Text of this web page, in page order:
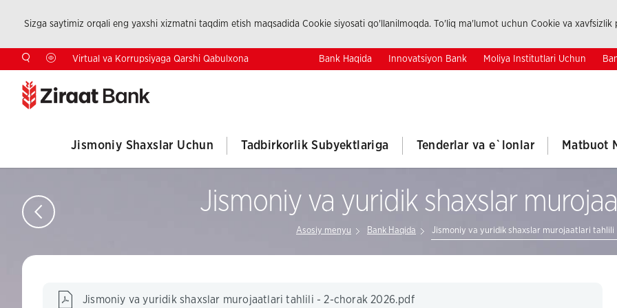
Sizga saytimiz orqali eng yaxshi xizmatni taqdim etish maqsadida Cookie siyosati qo'llanilmoqda. To'liq ma'lumot uchun Cookie va
Virtual va Korrupsiyaga Qarshi Qabulxona Bank Haqida Innovatsiyon Bank Moliya Institutlari Uchun
Jismoniy Shaxslar Uchun Tadbirkorlik Subyektlariga Tenderlar va e`lonlar Matbuot
Jismoniy va yuridik shaxslar
Asosiy menyu Bank Haqida Jismoniy va yuridik shaxslar murojaatlari tahlili
Jismoniy va yuridik shaxslar murojaatlari tahlili - 2-chorak 2026.pdf